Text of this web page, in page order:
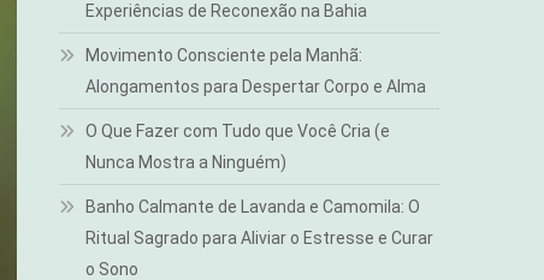
Experiências de Reconexão na Bahia
Movimento Consciente pela Manhã:
Alongamentos para Despertar Corpo e Alma
O Que Fazer com Tudo que Você Cria (e
Nunca Mostra a Ninguém)
Banho Calmante de Lavanda e Camomila: O
Ritual Sagrado para Aliviar o Estresse e Curar
o Sono